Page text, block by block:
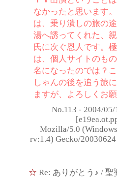
なかったと思います
は、乗り潰しの旅の
湯へ誘ってくれた、
氏に次ぐ恩人です。
は、個人サイトのも
名になったのでは？
しゃんの後を追う旅
ますが、よろしくお願
No.113 - 2004/
Mozilla/5.0
rv:1.4) Gecko/
☆ Re: ありがとう♪ / 聖